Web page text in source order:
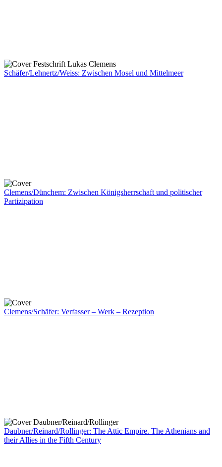
Schäfer/Lehnertz/Weiss: Zwischen Mosel und Mittelmeer
Clemens/Dünchem: Zwischen Königsherrschaft und politischer
Partizipation
Clemens/Schäfer: Verfasser – Werk – Rezeption
Daubner/Reinard/Rollinger: The Attic Empire. The Athenians and
their Allies in the Fifth Century